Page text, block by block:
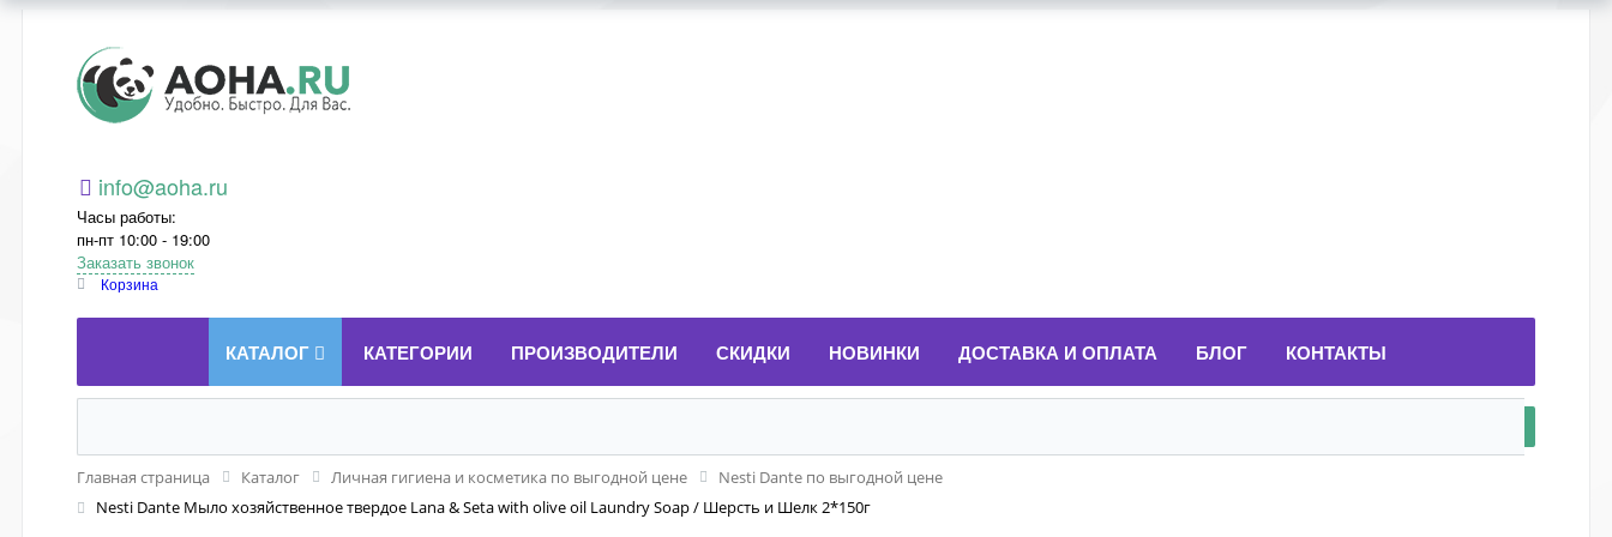
Aoha.ru
info@aoha.ru
Часы работы:
пн-пт 10:00 - 19:00
Заказать звонок
Корзина
КАТАЛОГ КАТЕГОРИИ ПРОИЗВОДИТЕЛИ СКИДКИ НОВИНКИ ДОСТАВКА И ОПЛАТА БЛОГ КОНТАКТЫ
Главная страница Каталог Личная гигиена и косметика по выгодной цене
Nesti Dante по выгодной цене
Nesti Dante Мыло хозяйственное твердое Lana & Seta with olive oil Laundry Soap / Шерсть и Шелк 2*150г